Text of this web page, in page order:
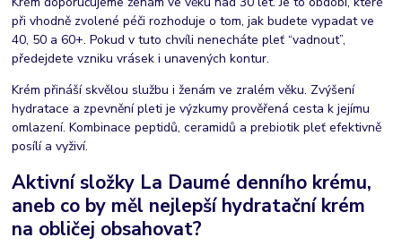
při vhodně zvolené péči rozhoduje o tom, jak budete vypadat ve
40, 50 a 60+. Pokud v tuto chvíli nenecháte pleť “vadnout”,
předejdete vzniku vrásek i unavených kontur.
Krém přináší skvělou službu i ženám ve zralém věku. Zvýšení
hydratace a zpevnění pleti je výzkumy prověřená cesta k jejímu
omlazení. Kombinace peptidů, ceramidů a prebiotik pleť efektivně
posílí a vyživí.
Aktivní složky La Daumé denního krému,
aneb co by měl nejlepší hydratační krém
na obličej obsahovat?